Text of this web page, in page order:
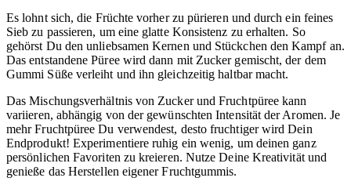
Es lohnt sich, die Früchte vorher zu pürieren und durch ein feines
Sieb zu passieren, um eine glatte Konsistenz zu erhalten. So
gehörst Du den unliebsamen Kernen und Stückchen den Kampf an.
Das entstandene Püree wird dann mit Zucker gemischt, der dem
Gummi Süße verleiht und ihn gleichzeitig haltbar macht.
Das Mischungsverhältnis von Zucker und Fruchtpüree kann
variieren, abhängig von der gewünschten Intensität der Aromen. Je
mehr Fruchtpüree Du verwendest, desto fruchtiger wird Dein
Endprodukt! Experimentiere ruhig ein wenig, um deinen ganz
persönlichen Favoriten zu kreieren. Nutze Deine Kreativität und
genieße das Herstellen eigener Fruchtgummis.